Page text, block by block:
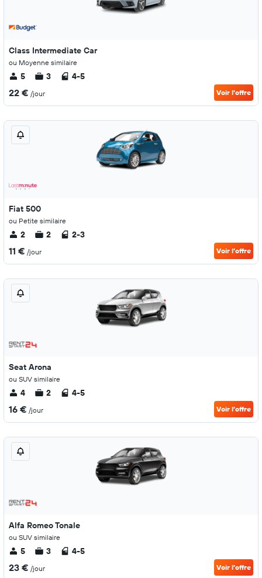
Class Intermediate Car
ou Moyenne similaire
5 3 4-5
22 € /jour Voir l’offre
Fiat 500
ou Petite similaire
2 2 2-3
11 € /jour Voir l’offre
Seat Arona
ou SUV similaire
4 2 4-5
16 € /jour Voir l’offre
Alfa Romeo Tonale
ou SUV similaire
5 3 4-5
23 € /jour Voir l’offre